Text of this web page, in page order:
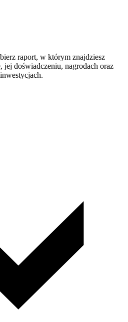
raport, w którym znajdziesz
doświadczeniu, nagrodach oraz